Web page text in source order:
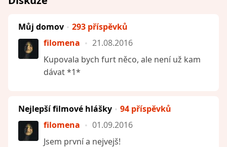
Můj domov
293 příspěvků
filomena
21.08.2016
Kupovala bych furt něco, ale není už kam
dávat *1*
Nejlepší filmové hlášky
94 příspěvků
filomena
01.09.2016
Jsem první a nejvejš!